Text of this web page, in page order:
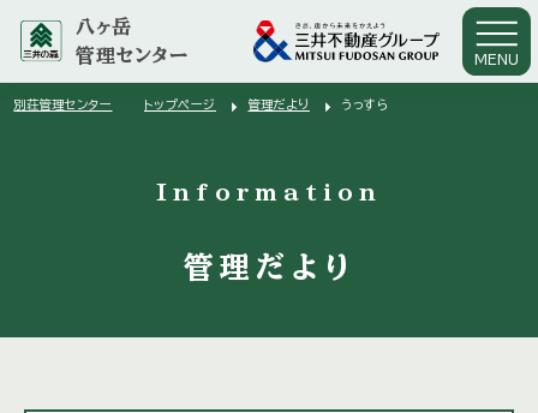
八ヶ岳
管理センター
MENU
別荘管理センター トップページ arrow_right 管理だより arrow_right うっすら
Information
管理だより